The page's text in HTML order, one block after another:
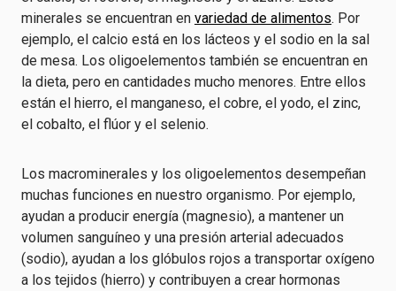
minerales se encuentran en variedad de alimentos. Por
ejemplo, el calcio está en los lácteos y el sodio en la sal
de mesa. Los oligoelementos también se encuentran en
la dieta, pero en cantidades mucho menores. Entre ellos
están el hierro, el manganeso, el cobre, el yodo, el zinc,
el cobalto, el flúor y el selenio.
Los macrominerales y los oligoelementos desempeñan
muchas funciones en nuestro organismo. Por ejemplo,
ayudan a producir energía (magnesio), a mantener un
volumen sanguíneo y una presión arterial adecuados
(sodio), ayudan a los glóbulos rojos a transportar oxígeno
a los tejidos (hierro) y contribuyen a crear hormonas